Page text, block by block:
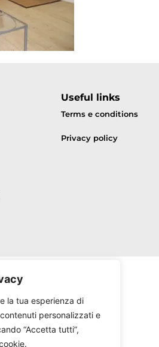
la tua esperienza di
personalizzati e
“Accetta tutti”,
Useful links
Terms e conditions
Privacy policy